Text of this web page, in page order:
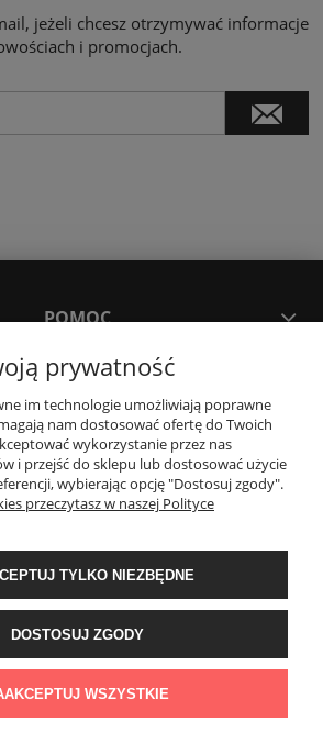
jeżeli chcesz otrzymywać informacje
i promocjach.
POMOC
MOJE KONTO
I DOSTAWA
KONTAKT
| Pawła 23, 41-708 Ruda Śląska | E-mail:
600 012 164 lub 600 012 159 | TGS Przemysław
6312213594 | REGON: 276403698
prywatność
im technologie umożliwiają poprawne
nam dostosować ofertę do Twoich
wykorzystanie przez nas
i przejść do sklepu lub dostosować użycie
wybierając opcję "Dostosuj zgody".
przeczytasz w naszej Polityce
TYLKO NIEZBĘDNE
DOSTOSUJ ZGODY
WSZYSTKIE